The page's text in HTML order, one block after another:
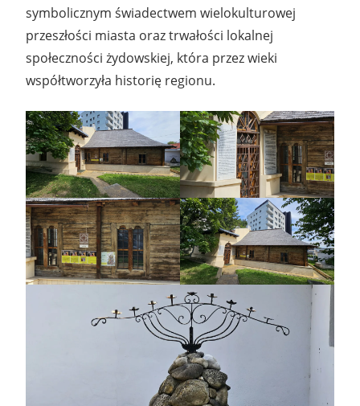
symbolicznym świadectwem wielokulturowej
przeszłości miasta oraz trwałości lokalnej
społeczności żydowskiej, która przez wieki
współtworzyła historię regionu.